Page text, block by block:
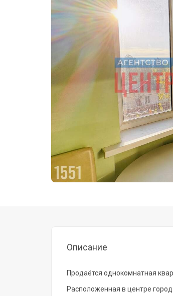
Описание
Продаётся однокомнатная
Расположенная в центре